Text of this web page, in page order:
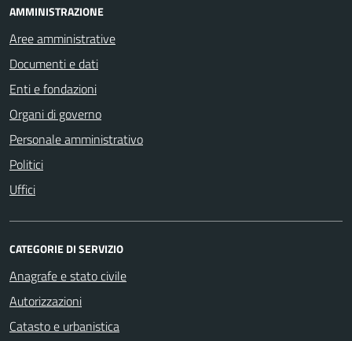
AMMINISTRAZIONE
Aree amministrative
Documenti e dati
Enti e fondazioni
Organi di governo
Personale amministrativo
Politici
Uffici
CATEGORIE DI SERVIZIO
Anagrafe e stato civile
Autorizzazioni
Catasto e urbanistica